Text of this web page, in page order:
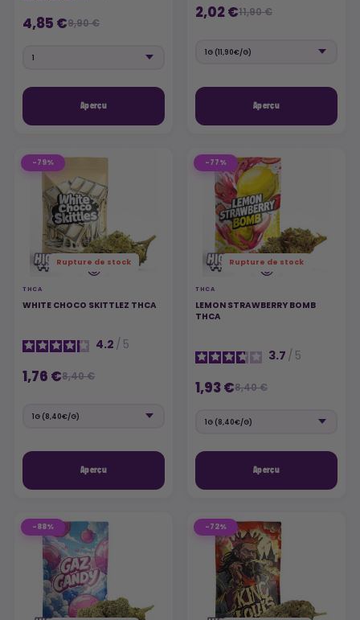
4,85 €9,90 €
Aperçu
2,02 €11,90 €
Aperçu
-79%
Rupture de stock
THCA
WHITE CHOCO SKITTLEZ THCA
4.2 / 5
1,76 €8,40 €
Aperçu
-77%
Rupture de stock
THCA
LEMON STRAWBERRY BOMB
THCA
3.7 / 5
1,93 €8,40 €
Aperçu
-88% -72%